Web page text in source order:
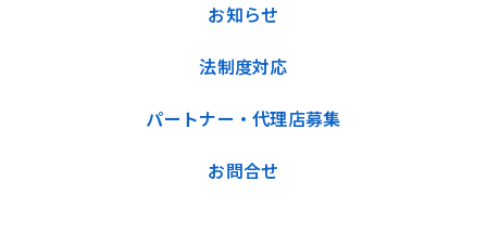
お知らせ
法制度対応
パートナー・代理店募集
お問合せ